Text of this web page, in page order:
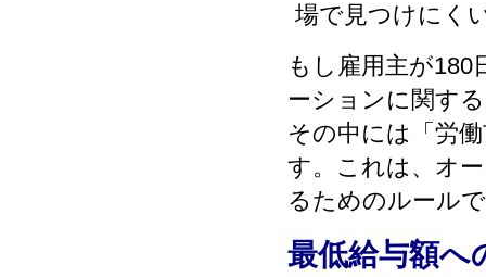
場で見つけにく
もし雇用主が
ーションに関す
その中には「労
す。これは、オ
るためのルール
最低給与額へ